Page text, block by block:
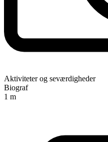
Aktiviteter og seværdigheder
Biograf
1 m